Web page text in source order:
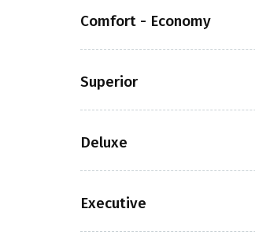
Comfort - Economy
Superior
Deluxe
Executive